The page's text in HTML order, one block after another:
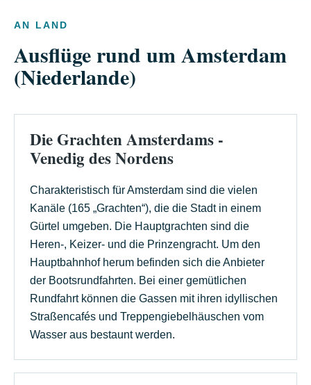
AN LAND
Ausflüge rund um Amsterdam
(Niederlande)
Die Grachten Amsterdams -
Venedig des Nordens
Charakteristisch für Amsterdam sind die vielen
Kanäle (165 „Grachten“), die die Stadt in einem
Gürtel umgeben. Die Hauptgrachten sind die
Heren-, Keizer- und die Prinzengracht. Um den
Hauptbahnhof herum befinden sich die Anbieter
der Bootsrundfahrten. Bei einer gemütlichen
Rundfahrt können die Gassen mit ihren idyllischen
Straßencafés und Treppengiebelhäuschen vom
Wasser aus bestaunt werden.